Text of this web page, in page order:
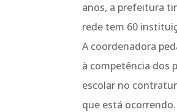
anos, a prefeitura
rede tem 60
A coordenadora
à competência dos
escolar no
que está